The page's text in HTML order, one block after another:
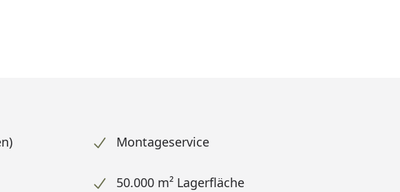
Montageservice
50.000 m² Lagerfläche